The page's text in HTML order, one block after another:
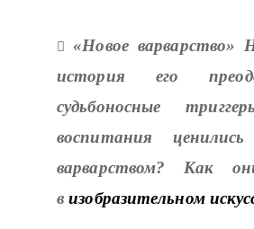
«Новое варварство»
история его
судьбоносные
воспитания
варварством? Как
визобразительном